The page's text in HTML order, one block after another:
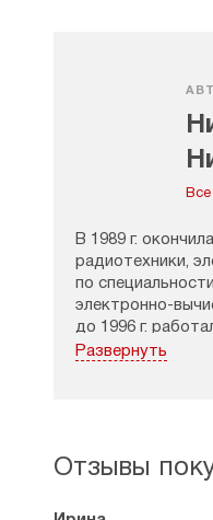
Все
В 1989 г.
радиотехники,
по
электронно-
до 1996 г.
В 2004 г.
должности
Развернуть
Отзывы